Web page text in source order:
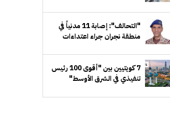
"التحالف": إصابة 11 مدنياً في
منطقة نجران جراء اعتداءات
7 كويتيين بين "أقوى 100 رئيس
تنفيذي في الشرق الأوسط"